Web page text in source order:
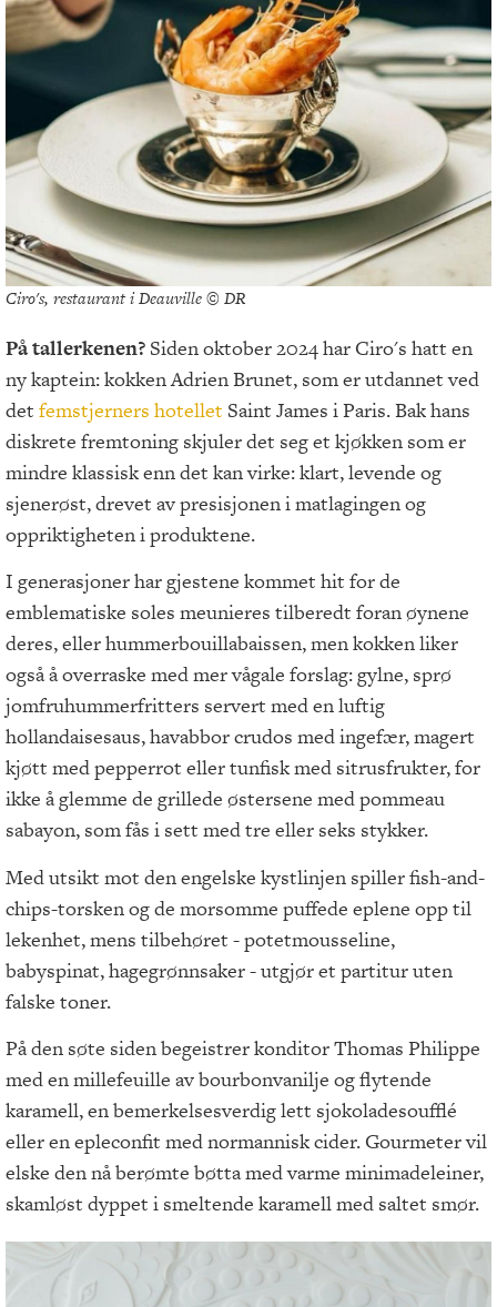
Ciro's, restaurant i Deauville © DR
På tallerkenen?Siden oktober 2024 har Ciro's hatt en
ny kaptein: kokken Adrien Brunet, som er utdannet ved
det femstjerners hotellet Saint James i Paris. Bak hans
diskrete fremtoning skjuler det seg et kjøkken som er
mindre klassisk enn det kan virke: klart, levende og
sjenerøst, drevet av presisjonen i matlagingen og
oppriktigheten i produktene.
I generasjoner har gjestene kommet hit for de
emblematiske soles meunieres tilberedt foran øynene
deres, eller hummerbouillabaissen, men kokken liker
også å overraske med mer vågale forslag: gylne, sprø
jomfruhummerfritters servert med en luftig
hollandaisesaus, havabbor crudos med ingefær, magert
kjøtt med pepperrot eller tunfisk med sitrusfrukter, for
ikke å glemme de grillede østersene med pommeau
sabayon, som fås i sett med tre eller seks stykker.
Med utsikt mot den engelske kystlinjen spiller fish-and-
chips-torsken og de morsomme puffede eplene opp til
lekenhet, mens tilbehøret - potetmousseline,
babyspinat, hagegrønnsaker - utgjør et partitur uten
falske toner.
På den søte siden begeistrer konditor Thomas Philippe
med en millefeuille av bourbonvanilje og flytende
karamell, en bemerkelsesverdig lett sjokoladesoufflé
eller en epleconfit med normannisk cider. Gourmeter vil
elske den nå berømte bøtta med varme minimadeleiner,
skamløst dyppet i smeltende karamell med saltet smør.